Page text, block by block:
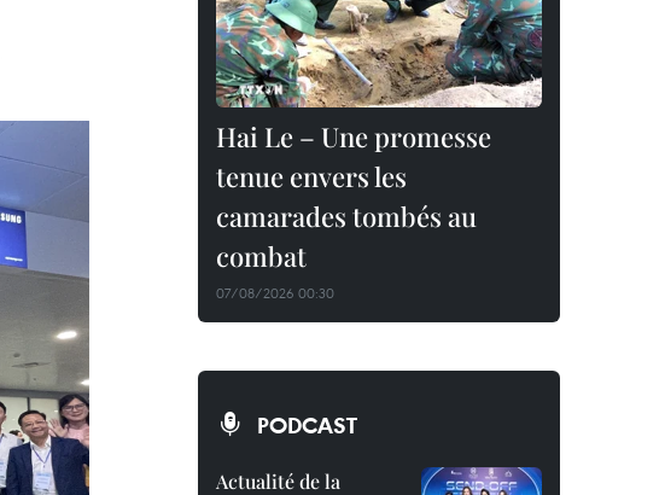
Hai Le – Une promesse
tenue envers les
camarades tombés au
combat
07/08/2026 00:30
PODCAST
Actualité de la